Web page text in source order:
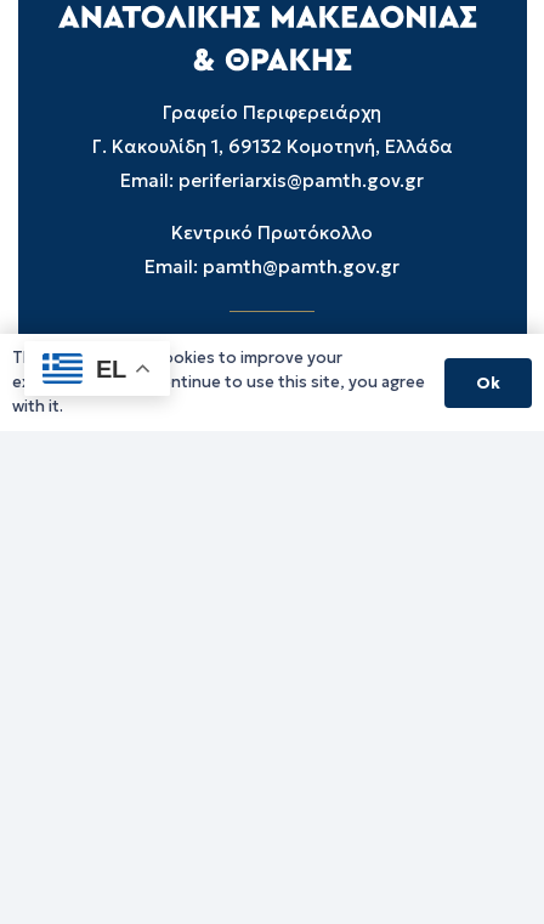
Γραφείο Περιφερειάρχη
Γ. Κακουλίδη 1, 69132 Κομοτηνή, Ελλάδα
Email: periferiarxis@pamth.gov.gr
Κεντρικό Πρωτόκολλο
Email: pamth@pamth.gov.gr
Υπηρεσίες Δράμας
Υπηρεσίες Καβάλας
EL
This website uses cookies to improve your
experience. If you continue to use this site, you agree
with it.
Ok